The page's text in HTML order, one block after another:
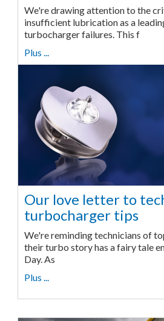
We're drawing attention to the
insufficient lubrication as a
turbocharger failures. This f
Plus ...
Our love letter to
turbocharger tips
We're reminding technicians of
their turbo story has a fairy tale
Day. As
Plus ...